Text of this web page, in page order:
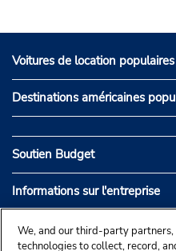
Voitures de location populaires
Destinations américaines
Soutien Budget
Informations sur l'entreprise
Partenaires de Budget
We, and our third-party partners,
technologies to collect, record,